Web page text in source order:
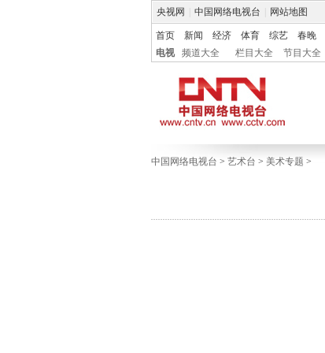
央视网 中国网络电视台 网站地图
首页 新闻 经济 体育 综艺 春晚
电视
频道大全 栏目大全 节目大全
中国网络电视台 > 艺术台 > 美术专题 >